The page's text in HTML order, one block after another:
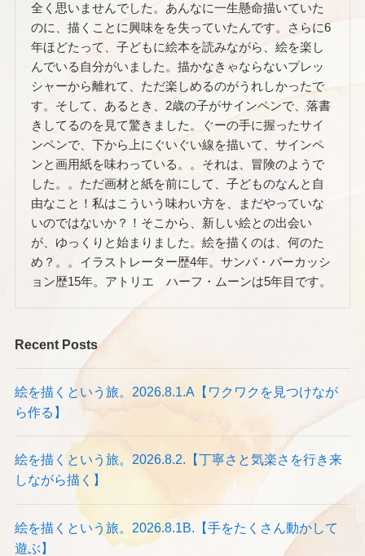
全く思いませんでした。あんなに一生懸命描いていた
のに、描くことに興味をを失っていたんです。さらに6
年ほどたって、子どもに絵本を読みながら、絵を楽し
んでいる自分がいました。描かなきゃならないプレッ
シャーから離れて、ただ楽しめるのがうれしかったで
す。そして、あるとき、2歳の子がサインペンで、落書
きしてるのを見て驚きました。ぐーの手に握ったサイ
ンペンで、下から上にぐいぐい線を描いて、サインペ
ンと画用紙を味わっている。。それは、冒険のようで
した。。ただ画材と紙を前にして、子どものなんと自
由なこと！私はこういう味わい方を、まだやっていな
いのではないか？！そこから、新しい絵との出会い
が、ゆっくりと始まりました。絵を描くのは、何のた
め？。。イラストレーター歴4年。サンバ・パーカッシ
ョン歴15年。アトリエ ハーフ・ムーンは5年目です。
Recent Posts
絵を描くという旅。2026.8.1.A【ワクワクを見つけなが
ら作る】
絵を描くという旅。2026.8.2.【丁寧さと気楽さを行き来
しながら描く】
絵を描くという旅。2026.8.1B.【手をたくさん動かして
遊ぶ】